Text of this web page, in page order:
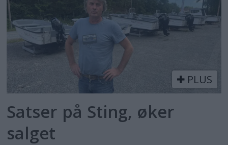
PLUS
Satser på Sting, øker
salget